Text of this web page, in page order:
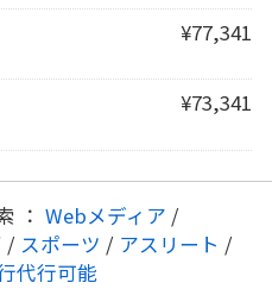
¥77,341
¥73,341
： Webメディア /
/ スポーツ / アスリート /
代行可能